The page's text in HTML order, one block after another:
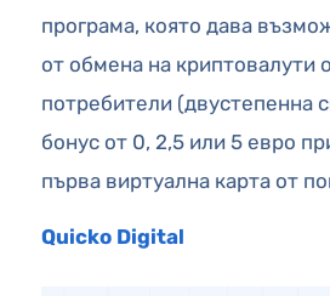
програма, която дава
от обмена на криптовалути
потребители (двустепенна
бонус от 0, 2,5 или 5 евро
първа виртуална карта от
Quicko Digital